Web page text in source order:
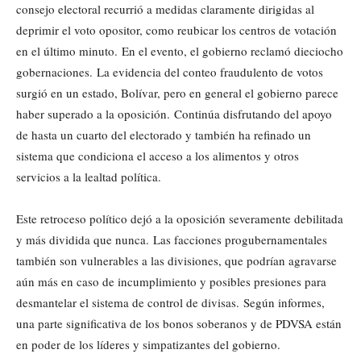
consejo electoral recurrió a medidas claramente dirigidas al
deprimir el voto opositor, como reubicar los centros de votación
en el último minuto. En el evento, el gobierno reclamó dieciocho
gobernaciones. La evidencia del conteo fraudulento de votos
surgió en un estado, Bolívar, pero en general el gobierno parece
haber superado a la oposición. Continúa disfrutando del apoyo
de hasta un cuarto del electorado y también ha refinado un
sistema que condiciona el acceso a los alimentos y otros
servicios a la lealtad política.
Este retroceso político dejó a la oposición severamente debilitada
y más dividida que nunca. Las facciones progubernamentales
también son vulnerables a las divisiones, que podrían agravarse
aún más en caso de incumplimiento y posibles presiones para
desmantelar el sistema de control de divisas. Según informes,
una parte significativa de los bonos soberanos y de PDVSA están
en poder de los líderes y simpatizantes del gobierno.